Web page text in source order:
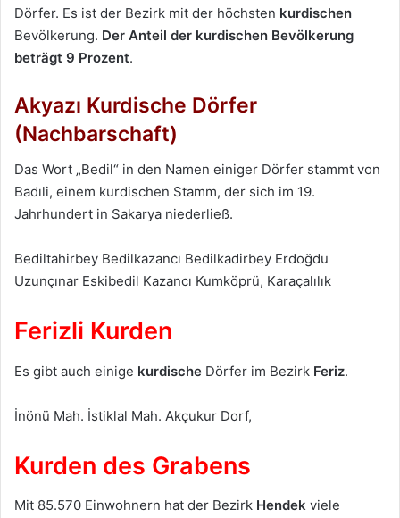
Dörfer. Es ist der Bezirk mit der höchsten kurdischen
Bevölkerung. Der Anteil der kurdischen Bevölkerung
beträgt 9 Prozent.
Akyazı Kurdische Dörfer
(Nachbarschaft)
Das Wort „Bedil“ in den Namen einiger Dörfer stammt von
Badıli, einem kurdischen Stamm, der sich im 19.
Jahrhundert in Sakarya niederließ.
Bediltahirbey Bedilkazancı Bedilkadirbey Erdoğdu
Uzunçınar Eskibedil Kazancı Kumköprü, Karaçalılık
Ferizli Kurden
Es gibt auch einige kurdische Dörfer im Bezirk Feriz.
İnönü Mah. İstiklal Mah. Akçukur Dorf,
Kurden des Grabens
Mit 85.570 Einwohnern hat der Bezirk Hendek viele